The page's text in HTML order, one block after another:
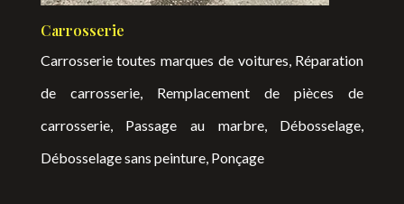
Carrosserie
Carrosserie toutes marques de voitures, Réparation
de carrosserie, Remplacement de pièces de
carrosserie, Passage au marbre, Débosselage,
Débosselage sans peinture, Ponçage